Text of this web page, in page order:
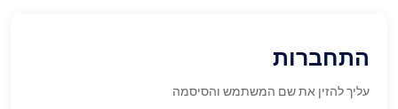
התחברות
עליך להזין את שם המשתמש והסיסמה